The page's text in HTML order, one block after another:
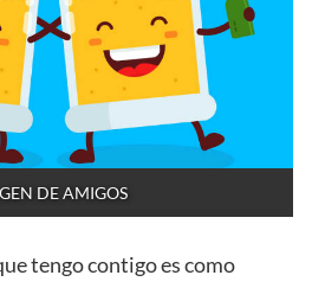
DE AMIGOS
tengo contigo es como